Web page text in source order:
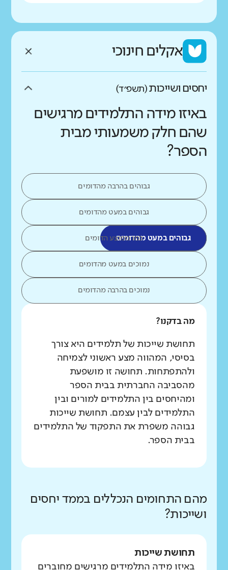
אקלים חינוכי
יחסים ושייכות(תשפ״ד)
באיזו מידה התלמידים מרגישים
שהם חלק משמעותי מבית
הספר?
גבוהים בהרבה מהדומים
גבוהים במעט מהדומים
גבוהים במעט מהדומיםכמו ממוצע הדומים
נמוכים במעט מהדומים
נמוכים בהרבה מהדומים
מה בדקנו?
תחושת שייכות של תלמידים היא צורך
בסיסי, המהווה מצע ראשוני לצמיחה
ולהתפתחות. תחושה זו מושפעת
מהסביבה החברתית בבית הספר
ומהיחסים בין התלמידים למורים ובין
התלמידים לבין עצמם. תחושת שייכות
גבוהה משפרת את התפקוד של התלמידים
בבית הספר.
מהם התחומים הנכללים בממד יחסים
ושייכות?
תחושת שייכות
באיזו מידה התלמידים מרגישים מחוברים